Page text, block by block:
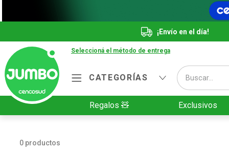
¡Envío en el día!
Seleccioná el método de entrega
CATEGORÍAS
Buscar...
Regalos 🧸 Exclusivos
0 productos
Términos más buscados